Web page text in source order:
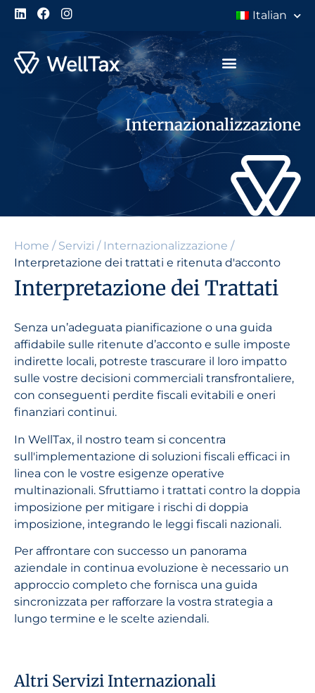
Italian
Internazionalizzazione
Home / Servizi / Internazionalizzazione /
Interpretazione dei trattati e ritenuta d'acconto
Interpretazione dei Trattati
Senza un’adeguata pianificazione o una guida
affidabile sulle ritenute d’acconto e sulle imposte
indirette locali, potreste trascurare il loro impatto
sulle vostre decisioni commerciali transfrontaliere,
con conseguenti perdite fiscali evitabili e oneri
finanziari continui.
In WellTax, il nostro team si concentra
sull'implementazione di soluzioni fiscali efficaci in
linea con le vostre esigenze operative
multinazionali. Sfruttiamo i trattati contro la doppia
imposizione per mitigare i rischi di doppia
imposizione, integrando le leggi fiscali nazionali.
Per affrontare con successo un panorama
aziendale in continua evoluzione è necessario un
approccio completo che fornisca una guida
sincronizzata per rafforzare la vostra strategia a
lungo termine e le scelte aziendali.
Altri Servizi Internazionali